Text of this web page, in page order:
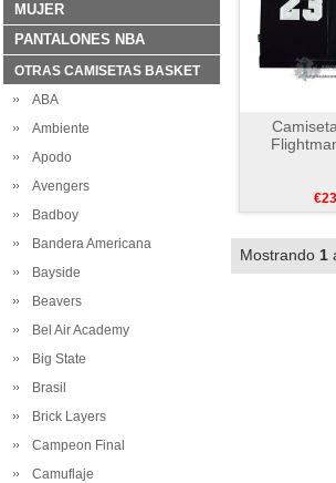
MUJER
PANTALONES NBA
OTRAS CAMISETAS BASKET
ABA
Ambiente
Apodo
Avengers
Badboy
Bandera Americana
Bayside
Beavers
Bel Air Academy
Big State
Brasil
Brick Layers
Campeon Final
Camuflaje
Mostrando 1